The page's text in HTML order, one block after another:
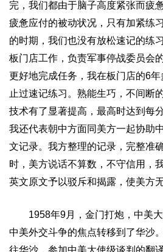
完，我们都由于脑子高度紧张而疲
疲惫应付的被动状况，只有加紧练
的时期，我们也没有放松速记的练
板门店工作，负责军事停战委员会
更好地完成任务，我在板门店的6年
止过速记练习。熟能生巧，不间断
技术有了显著提高，最高时达到每
我还代表朝中方面同美方一起协助
文记录。我方整理的记录，完整准
时，美方说话不算数，不守信用，
英文原文予以驳斥和揭露，使美方
1958年9月，金门打炮，中美
中美外交斗争的焦点转移到了华沙
往华沙，参加中美大使级谈判的翻